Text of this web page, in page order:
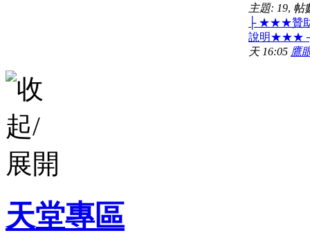
主題: 19, 帖
├ ★★★贊
說明★★★
天 16:05 鷹
天堂專區